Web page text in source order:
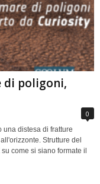
di poligoni,
0
una distesa di fratture
Strutture del
come si siano formate il